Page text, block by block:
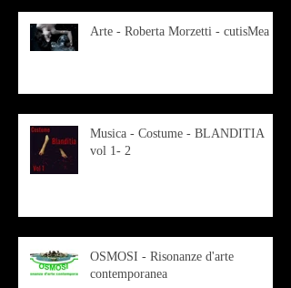
Arte - Roberta Morzetti - cutisMea
Musica - Costume - BLANDITIA
vol 1- 2
OSMOSI - Risonanze d'arte
contemporanea